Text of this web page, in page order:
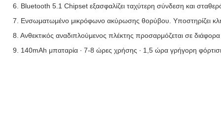
6. Bluetooth 5.1 Chipset εξασφαλίζει ταχύτερη σύνδεση και
7. Ενσωματωμένο μικρόφωνο ακύρωσης θορύβου. Υποστηρίζει
8. Ανθεκτικός αναδιπλούμενος πλέκτης προσαρμόζεται σε διάφορα
9. 140mAh μπαταρία ∙ 7-8 ώρες χρήσης ∙ 1,5 ώρα γρήγορη